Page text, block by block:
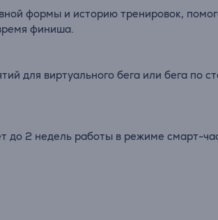
формы и историю тренировок,
финиша.
для виртуального бега или бега по
до 2 недель работы в режиме смарт-